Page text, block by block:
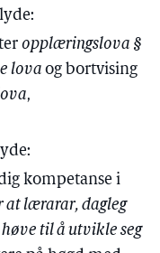
opplæringslova §
lova og bortvising
,
kompetanse i
at lærarar, dagleg
til å utvikle seg